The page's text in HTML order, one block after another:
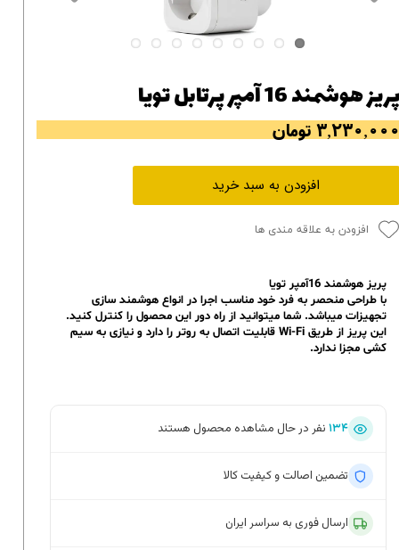
پریز هوشمند 16 آمپر پرتابل تویا
۳,۲۳۰,۰۰۰ تومان
افزودن به سبد خرید
افزودن به علاقه مندی ها
پریز هوشمند 16آمپر تویا
با طراحی منحصر به فرد خود مناسب اجرا در انواع هوشمند سازی
تجهیزات میباشد. شما میتوانید از راه دور این محصول را کنترل کنید.
این پریز از طریق Wi-Fi قابلیت اتصال به روتر را دارد و نیازی به سیم
کشی‌ مجزاندارد.
۱۳۴ نفر در حال مشاهده محصول هستند
تضمین اصالت و کیفیت کالا
ارسال فوری به سراسر ایران